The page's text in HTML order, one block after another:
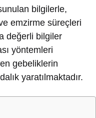
bilgilerle,
emzirme süreçleri
değerli bilgiler
yöntemleri
gebeliklerin
yaratılmaktadır.